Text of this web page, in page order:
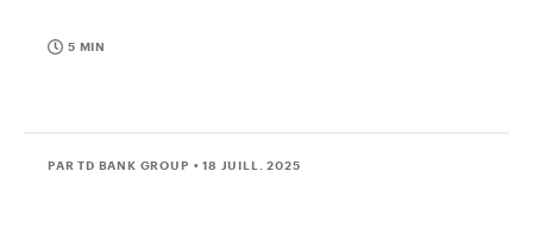
5 MIN
PAR TD BANK GROUP • 18 JUILL. 2025